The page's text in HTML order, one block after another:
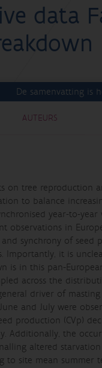
data
De samenvatting is
AUTEURS
on tree reproduction
to balance
year-to-
observations in
synchrony of
Importantly, it is
is in this pan-
across the
driver of
and July were
production (CVp)
Additionally, the
altered
to site mean summer